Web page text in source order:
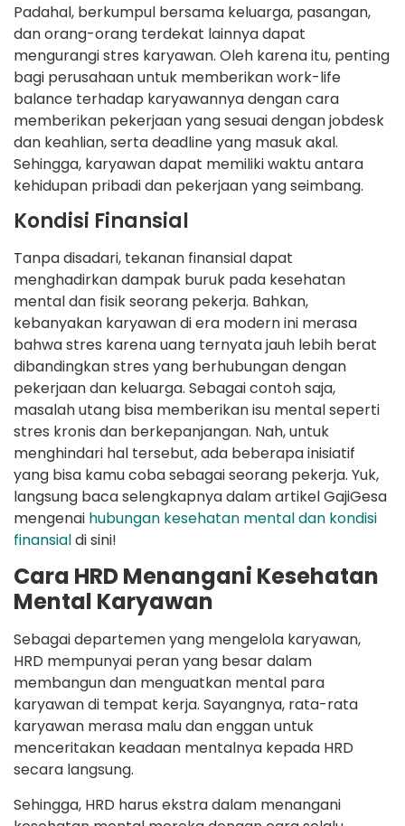
Padahal, berkumpul bersama keluarga, pasangan,
dan orang-orang terdekat lainnya dapat
mengurangi stres karyawan. Oleh karena itu, penting
bagi perusahaan untuk memberikan work-life
balance terhadap karyawannya dengan cara
memberikan pekerjaan yang sesuai dengan jobdesk
dan keahlian, serta deadline yang masuk akal.
Sehingga, karyawan dapat memiliki waktu antara
kehidupan pribadi dan pekerjaan yang seimbang.
Kondisi Finansial
Tanpa disadari, tekanan finansial dapat
menghadirkan dampak buruk pada kesehatan
mental dan fisik seorang pekerja. Bahkan,
kebanyakan karyawan di era modern ini merasa
bahwa stres karena uang ternyata jauh lebih berat
dibandingkan stres yang berhubungan dengan
pekerjaan dan keluarga. Sebagai contoh saja,
masalah utang bisa memberikan isu mental seperti
stres kronis dan berkepanjangan. Nah, untuk
menghindari hal tersebut, ada beberapa inisiatif
yang bisa kamu coba sebagai seorang pekerja. Yuk,
langsung baca selengkapnya dalam artikel GajiGesa
mengenai hubungan kesehatan mental dan kondisi
finansialdi sini!
Cara HRD Menangani Kesehatan
Mental Karyawan
Sebagai departemen yang mengelola karyawan,
HRD mempunyai peran yang besar dalam
membangun dan menguatkan mental para
karyawan di tempat kerja. Sayangnya, rata-rata
karyawan merasa malu dan enggan untuk
menceritakan keadaan mentalnya kepada HRD
secara langsung.
Sehingga, HRD harus ekstra dalam menangani